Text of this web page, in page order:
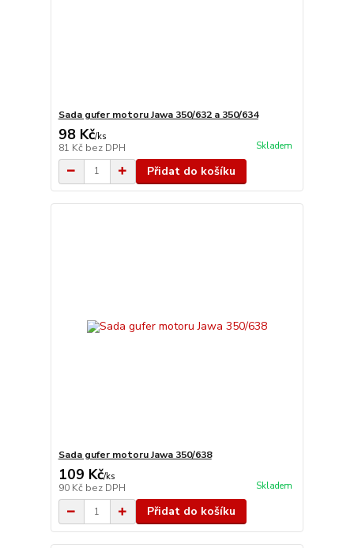
Sada gufer motoru Jawa 350/632 a 350/634
98 Kč/ks
81 Kč bez DPH Skladem
Přidat do košíku
Sada gufer motoru Jawa 350/638
109 Kč/ks
90 Kč bez DPH Skladem
Přidat do košíku